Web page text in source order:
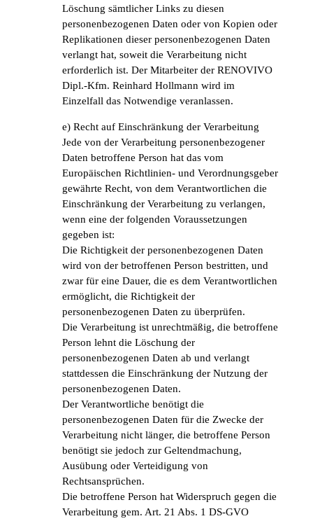
Löschung sämtlicher Links zu diesen
personenbezogenen Daten oder von Kopien oder
Replikationen dieser personenbezogenen Daten
verlangt hat, soweit die Verarbeitung nicht
erforderlich ist. Der Mitarbeiter der RENOVIVO
Dipl.-Kfm. Reinhard Hollmann wird im
Einzelfall das Notwendige veranlassen.
e) Recht auf Einschränkung der Verarbeitung
Jede von der Verarbeitung personenbezogener
Daten betroffene Person hat das vom
Europäischen Richtlinien- und Verordnungsgeber
gewährte Recht, von dem Verantwortlichen die
Einschränkung der Verarbeitung zu verlangen,
wenn eine der folgenden Voraussetzungen
gegeben ist:
Die Richtigkeit der personenbezogenen Daten
wird von der betroffenen Person bestritten, und
zwar für eine Dauer, die es dem Verantwortlichen
ermöglicht, die Richtigkeit der
personenbezogenen Daten zu überprüfen.
Die Verarbeitung ist unrechtmäßig, die betroffene
Person lehnt die Löschung der
personenbezogenen Daten ab und verlangt
stattdessen die Einschränkung der Nutzung der
personenbezogenen Daten.
Der Verantwortliche benötigt die
personenbezogenen Daten für die Zwecke der
Verarbeitung nicht länger, die betroffene Person
benötigt sie jedoch zur Geltendmachung,
Ausübung oder Verteidigung von
Rechtsansprüchen.
Die betroffene Person hat Widerspruch gegen die
Verarbeitung gem. Art. 21 Abs. 1 DS-GVO